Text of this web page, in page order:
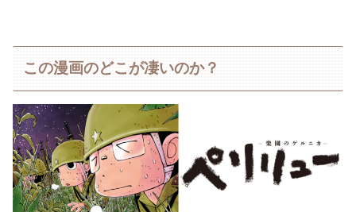
この漫画のどこが凄いのか？